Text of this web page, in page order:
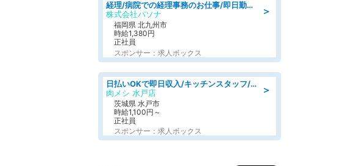
＞
経理/病院での経理事務のお仕事/即日勤務可/車通勤可/経理/一般事務
株式会社パソナ
福岡県 北九州市
時給1,380円
正社員
スポンサー：求人ボックス
＞
日払いOKで即日収入/キッチンスタッフ/デリバリー業務など、自己成長可能な幅広い仕事に挑戦!髪型自由&ピアス・ネイルOK/茨城県/水戸市
肉メシ 水戸店
茨城県 水戸市
時給1,100円～
正社員
スポンサー：求人ボックス